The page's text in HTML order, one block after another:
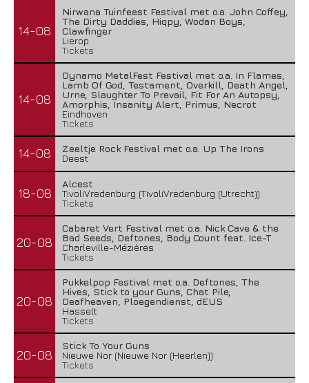
14-08
Nirwana Tuinfeest Festival met o.a. John Coffey,
The Dirty Daddies, Hiqpy, Wodan Boys,
Clawfinger
Lierop
Tickets
14-08
Dynamo MetalFest Festival met o.a. In Flames,
Lamb Of God, Testament, Overkill, Death Angel,
Urne, Slaughter To Prevail, Fit For An Autopsy,
Amorphis, Insanity Alert, Primus, Necrot
Eindhoven
Tickets
14-08
Zeeltje Rock Festival met o.a. Up The Irons
Deest
18-08
Alcest
TivoliVredenburg (TivoliVredenburg (Utrecht))
Tickets
20-08
Cabaret Vert Festival met o.a. Nick Cave & the
Bad Seeds, Deftones, Body Count feat. Ice-T
Charleville-Mézières
Tickets
20-08
Pukkelpop Festival met o.a. Deftones, The
Hives, Stick to your Guns, Chat Pile,
Deafheaven, Ploegendienst, dEUS
Hasselt
Tickets
20-08
Stick To Your Guns
Nieuwe Nor (Nieuwe Nor (Heerlen))
Tickets